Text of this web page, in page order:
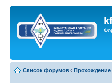
Список форумов ‹ Прохождение